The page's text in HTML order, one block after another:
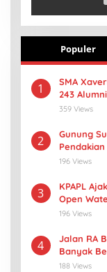
Populer
1
SMA
243
359 Views
2
Gunung
Kota yang
196 Views
3
KPAPL
Open
Lampung
196 Views
4
Jalan RA
Banyak
Dorong
188 Views